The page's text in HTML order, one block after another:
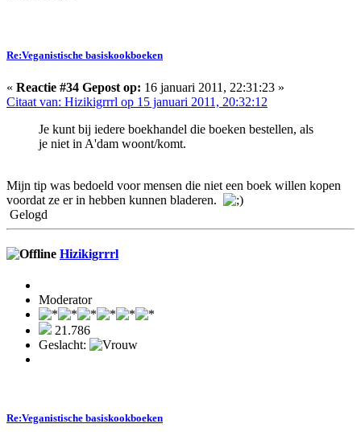
Re:Veganistische basiskookboeken
« Reactie #34 Gepost op: 16 januari 2011, 22:31:23 »
Citaat van: Hizikigrrrl op 15 januari 2011, 20:32:12
Je kunt bij iedere boekhandel die boeken bestellen, als
je niet in A'dam woont/komt.
Mijn tip was bedoeld voor mensen die niet een boek willen kopen
voordat ze er in hebben kunnen bladeren.
Gelogd
Hizikigrrrl
Moderator
21.786
Geslacht:
Re:Veganistische basiskookboeken